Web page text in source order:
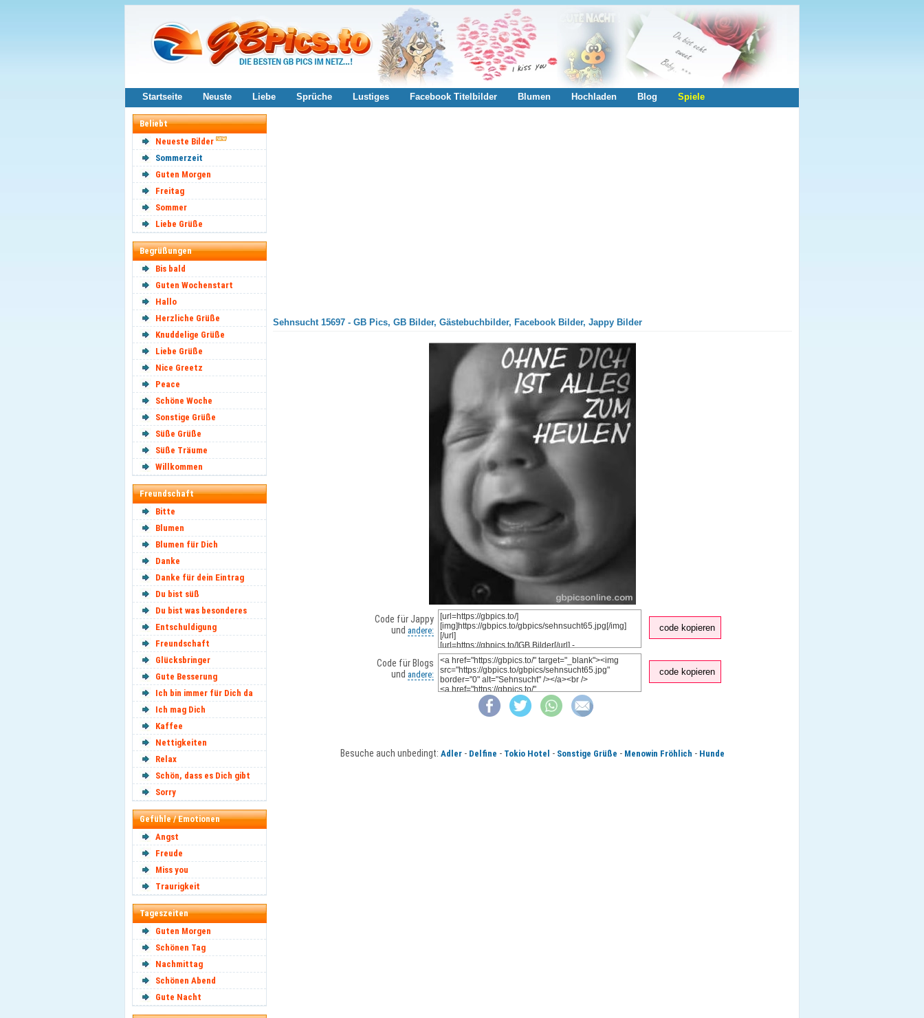
Startseite Neuste Liebe Sprüche Lustiges Facebook Titelbilder Blumen Hochladen Blog Spiele
Beliebt
Neueste Bilder
Sommerzeit
Guten Morgen
Freitag
Sommer
Liebe Grüße
Begrüßungen
Bis bald
Guten Wochenstart
Hallo
Herzliche Grüße
Knuddelige Grüße
Liebe Grüße
Nice Greetz
Peace
Schöne Woche
Sonstige Grüße
Süße Grüße
Süße Träume
Willkommen
Freundschaft
Bitte
Blumen
Blumen für Dich
Danke
Danke für dein Eintrag
Du bist süß
Du bist was besonderes
Entschuldigung
Freundschaft
Glücksbringer
Gute Besserung
Ich bin immer für Dich da
Ich mag Dich
Kaffee
Nettigkeiten
Relax
Schön, dass es Dich gibt
Sorry
Gefühle / Emotionen
Angst
Freude
Miss you
Traurigkeit
Tageszeiten
Guten Morgen
Schönen Tag
Nachmittag
Schönen Abend
Gute Nacht
Sehnsucht 15697 - GB Pics, GB Bilder, Gästebuchbilder, Facebook Bilder, Jappy Bilder
Code für Jappy
und andere: code kopieren
Code für Blogs
und andere: code kopieren
Besuche auch unbedingt: Adler - Delfine - Tokio Hotel - Sonstige Grüße - Menowin Fröhlich - Hunde